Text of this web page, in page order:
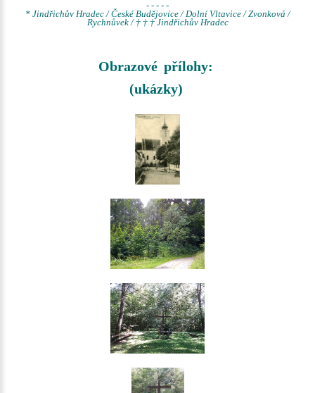
- - - - -
* Jindřichův Hradec / České Budějovice / Dolní Vltavice / Zvonková /
Rychnůvek / † † † Jindřichův Hradec
Obrazové přílohy:
(ukázky)